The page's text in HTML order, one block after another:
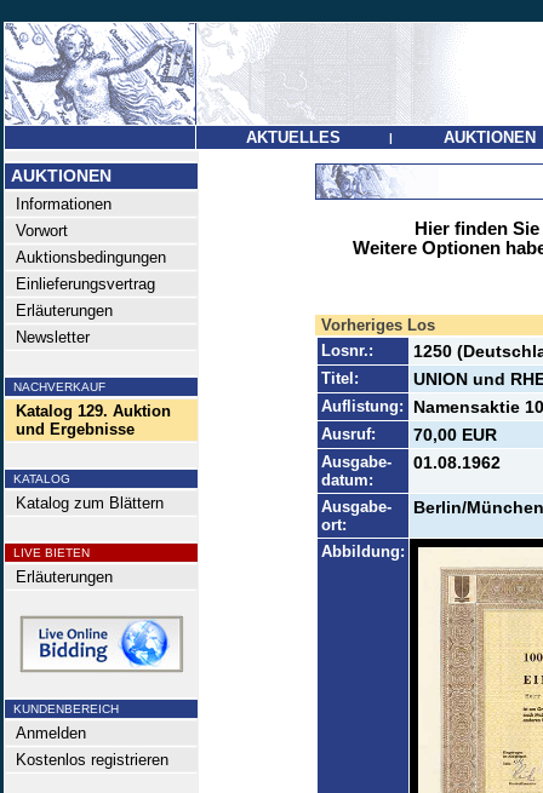
AKTUELLES | AUKTIONEN
AUKTIONEN
Informationen
Vorwort
Auktionsbedingungen
Einlieferungsvertrag
Erläuterungen
Newsletter
NACHVERKAUF
Katalog 129. Auktion
und Ergebnisse
KATALOG
Katalog zum Blättern
LIVE BIETEN
Erläuterungen
KUNDENBEREICH
Anmelden
Kostenlos registrieren
Hier finden
Weitere Optionen
Vorheriges Los
Losnr.:
1250
Titel: UNION und
Auflistung: Namensaktie
Ausruf: 70,00 EUR
Ausgabe-
datum:
01.08.1962
Ausgabe-
ort:
Berlin/München
Abbildung: